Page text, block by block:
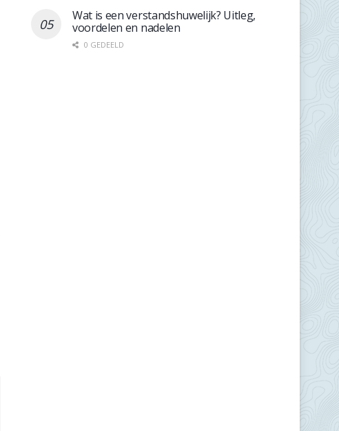
Wat is een verstandshuwelijk? Uitleg,
voordelen en nadelen
0 GEDEELD